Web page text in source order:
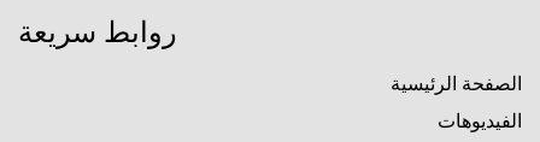
روابط سريعة
الصفحة الرئيسية
الفيديوهات